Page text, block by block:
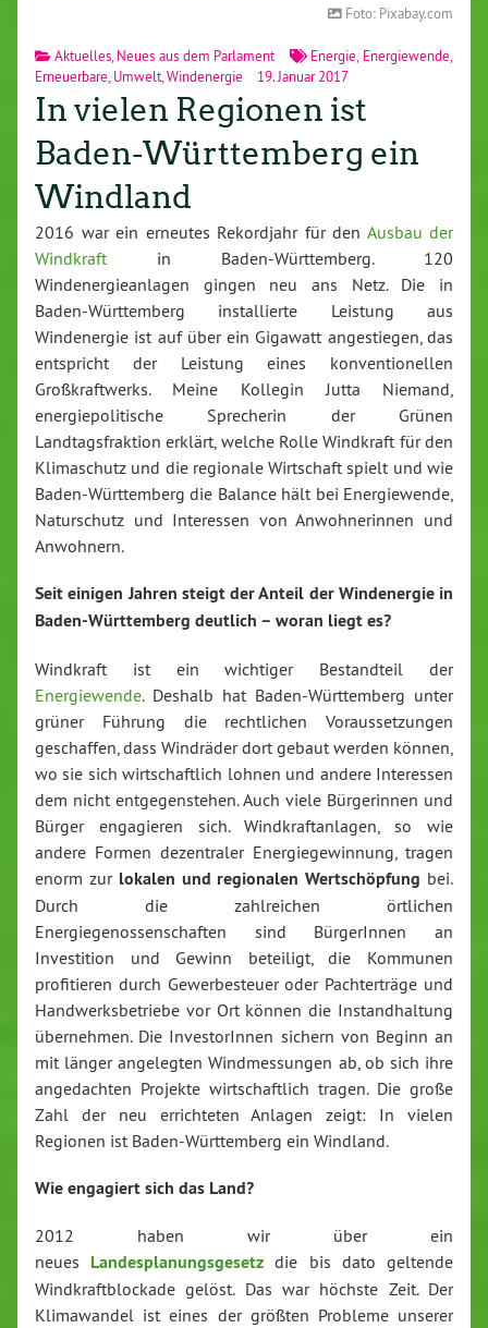
Foto: Pixabay.com
Aktuelles, Neues aus dem Parlament Energie Energiewende
Erneuerbare Umwelt Windenergie 19. Januar 2017
In vielen Regionen ist
Baden-Württemberg ein
Windland
2016 war ein erneutes Rekordjahr für den Ausbau der
Windkraft in Baden-Württemberg. 120
Windenergieanlagen gingen neu ans Netz. Die in
Baden-Württemberg installierte Leistung aus
Windenergie ist auf über ein Gigawatt angestiegen, das
entspricht der Leistung eines konventionellen
Großkraftwerks. Meine Kollegin Jutta Niemand,
energiepolitische Sprecherin der Grünen
Landtagsfraktion erklärt, welche Rolle Windkraft für den
Klimaschutz und die regionale Wirtschaft spielt und wie
Baden-Württemberg die Balance hält bei Energiewende,
Naturschutz und Interessen von Anwohnerinnen und
Anwohnern.
Seit einigen Jahren steigt der Anteil der Windenergie in
Baden-Württemberg deutlich – woran liegt es?
Windkraft ist ein wichtiger Bestandteil der
Energiewende. Deshalb hat Baden-Württemberg unter
grüner Führung die rechtlichen Voraussetzungen
geschaffen, dass Windräder dort gebaut werden können,
wo sie sich wirtschaftlich lohnen und andere Interessen
dem nicht entgegenstehen. Auch viele Bürgerinnen und
Bürger engagieren sich. Windkraftanlagen, so wie
andere Formen dezentraler Energiegewinnung, tragen
enorm zur lokalen und regionalen Wertschöpfung bei.
Durch die zahlreichen örtlichen
Energiegenossenschaften sind BürgerInnen an
Investition und Gewinn beteiligt, die Kommunen
profitieren durch Gewerbesteuer oder Pachterträge und
Handwerksbetriebe vor Ort können die Instandhaltung
übernehmen. Die InvestorInnen sichern von Beginn an
mit länger angelegten Windmessungen ab, ob sich ihre
angedachten Projekte wirtschaftlich tragen. Die große
Zahl der neu errichteten Anlagen zeigt: In vielen
Regionen ist Baden-Württemberg ein Windland.
Wie engagiert sich das Land?
2012 haben wir über ein
neues Landesplanungsgesetz die bis dato geltende
Windkraftblockade gelöst. Das war höchste Zeit. Der
Klimawandel ist eines der größten Probleme unserer